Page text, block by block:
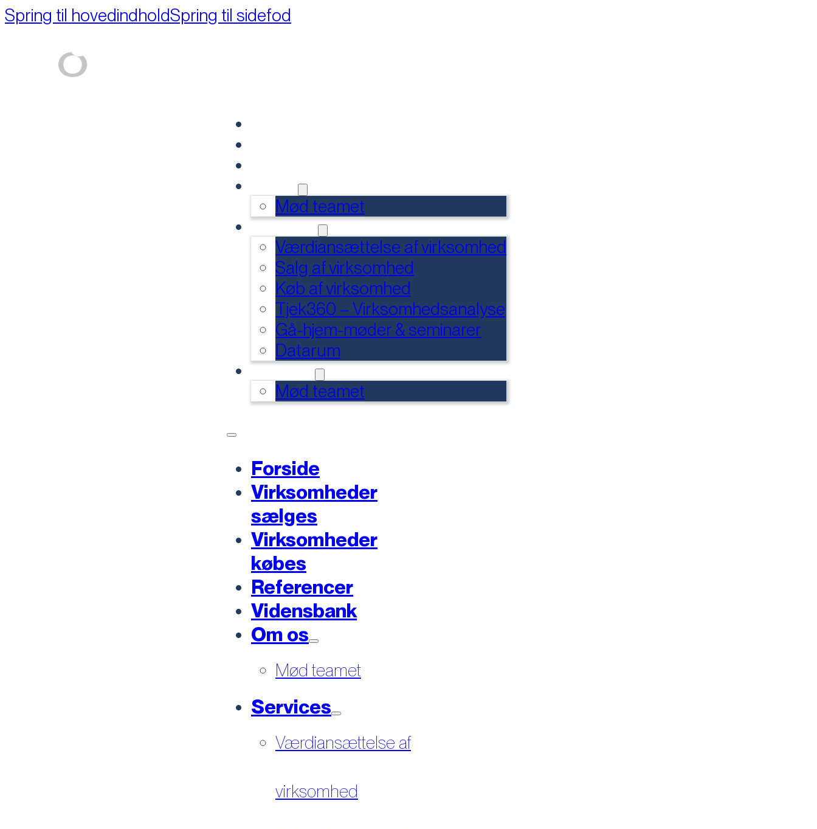
Spring til hovedindholdSpring til sidefod
Mød teamet
Værdiansættelse af virksomhed
Salg af virksomhed
Køb af virksomhed
Tjek360 – Virksomhedsanalyse
Gå-hjem-møder & seminarer
Datarum
Mød teamet
Forside
Virksomheder
sælges
Virksomheder
købes
Referencer
Vidensbank
Om os
Mød teamet
Services
Værdiansættelse af
virksomhed